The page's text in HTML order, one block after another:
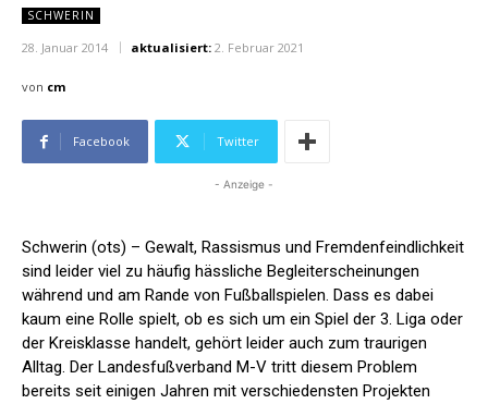
SCHWERIN
28. Januar 2014 aktualisiert: 2. Februar 2021
von cm
Facebook Twitter
- Anzeige -
Schwerin (ots) – Gewalt, Rassismus und Fremdenfeindlichkeit
sind leider viel zu häufig hässliche Begleiterscheinungen
während und am Rande von Fußballspielen. Dass es dabei
kaum eine Rolle spielt, ob es sich um ein Spiel der 3. Liga oder
der Kreisklasse handelt, gehört leider auch zum traurigen
Alltag. Der Landesfußverband M-V tritt diesem Problem
bereits seit einigen Jahren mit verschiedensten Projekten